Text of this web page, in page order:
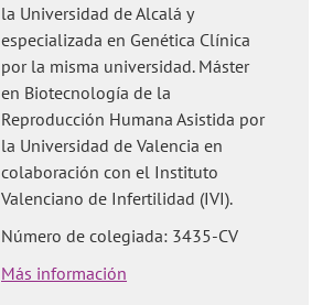
la Universidad de Alcalá y
especializada en Genética Clínica
por la misma universidad. Máster
en Biotecnología de la
Reproducción Humana Asistida por
la Universidad de Valencia en
colaboración con el Instituto
Valenciano de Infertilidad (IVI).
Número de colegiada: 3435-CV
Más información